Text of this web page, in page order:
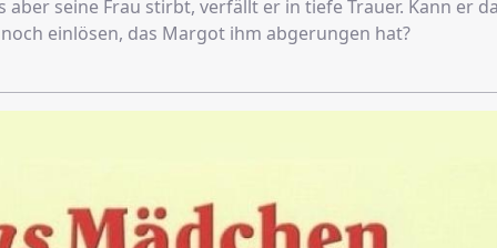
aber seine Frau stirbt, verfällt er in tiefe Trauer. Kann er
einlösen, das Margot ihm abgerungen hat?